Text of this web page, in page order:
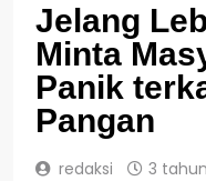
Jelang
Minta
Panik
Pangan
redaksi 3